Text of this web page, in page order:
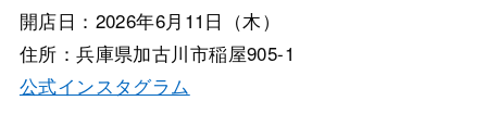
開店日：2026年6月11日（木）
住所：兵庫県加古川市稲屋905-1
公式インスタグラム